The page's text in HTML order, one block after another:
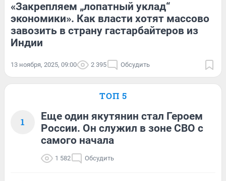
«Закрепляем „лопатный уклад“
экономики». Как власти хотят массово
завозить в страну гастарбайтеров из
Индии
13 ноября, 2025, 09:00 2 395 Обсудить
ТОП 5
1
Еще один якутянин стал Героем
России. Он служил в зоне СВО с
самого начала
1 582 Обсудить